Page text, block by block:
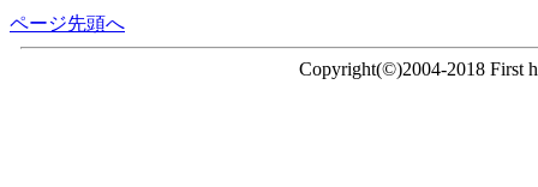
ページ先頭へ
Copyright(©)2004-2018 First